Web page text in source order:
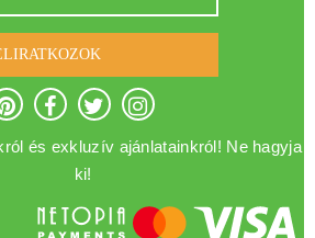
és exkluzív ajánlatainkról! Ne hagyja
ki!